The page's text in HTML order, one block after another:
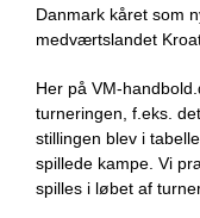
Danmark kåret som
medværtslandet
Her på VM-
turneringen, f.eks.
stillingen blev i
spillede kampe. Vi
spilles i løbet af